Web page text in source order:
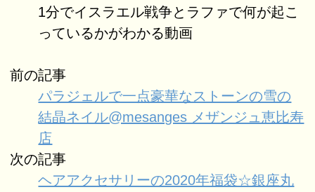
1分でイスラエル戦争とラファで何が起こ
っているかがわかる動画
前の記事
パラジェルで一点豪華なストーンの雪の
結晶ネイル@mesanges メザンジュ恵比寿
店
次の記事
ヘアアクセサリーの2020年福袋☆銀座丸